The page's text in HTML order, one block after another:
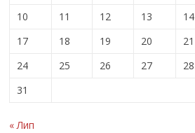
10
11 12 13 14
17
18 19 20 21
24
25 26 27 28
31
« Лип